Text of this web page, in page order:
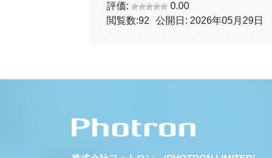
評価:
0.00
閲覧数:92 公開日: 2026年05月29日